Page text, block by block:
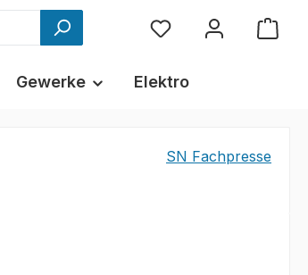
Gewerke Elektro
SN Fachpresse